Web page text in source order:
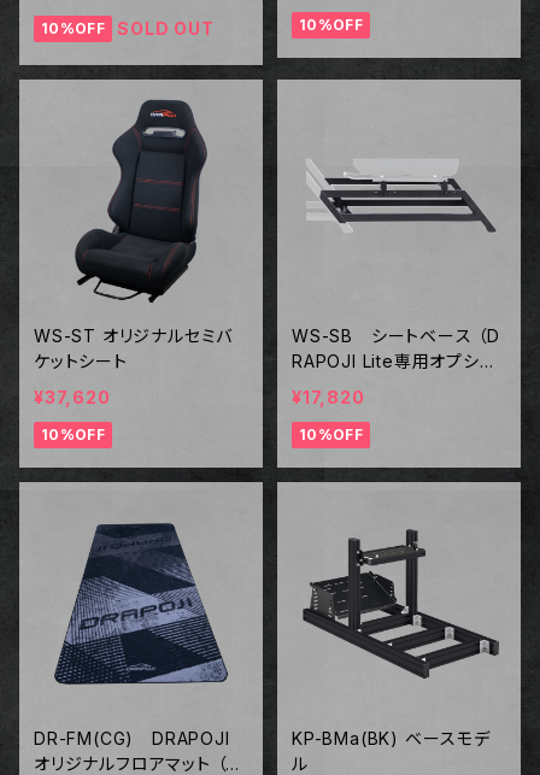
10%OFF SOLD OUT 10%OFF
WS-ST オリジナルセミバ
ケットシート
¥37,620
10%OFF
WS-SB シートベース （D
RAPOJI Lite専用オプショ
ン）
¥17,820
10%OFF
DR-FM(CG) DRAPOJI
オリジナルフロアマット （サ
KP-BMa(BK) ベースモデ
ル